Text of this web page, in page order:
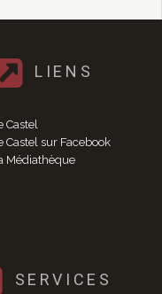
LIENS
Castel
Castel sur Facebook
Médiathèque
SERVICES